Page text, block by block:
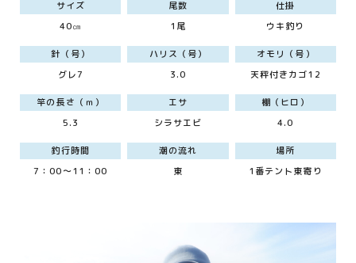
サイズ
40㎝
尾数
1尾
仕掛
ウキ釣り
針（号）
グレ7
ハリス（号）
3.0
オモリ（号）
天秤付きカゴ12
竿の長さ（ｍ）
5.3
エサ
シラサエビ
棚（ヒロ）
4.0
釣行時間
7：00～11：00
潮の流れ
東
場所
1番テント東寄り